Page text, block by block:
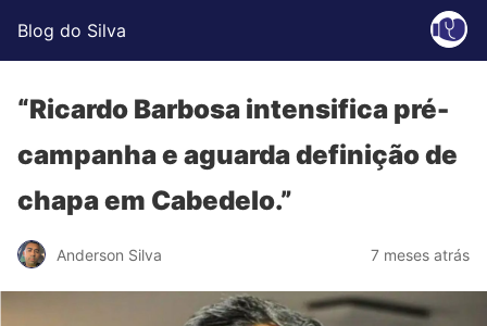
Blog do Silva
“Ricardo Barbosa intensifica pré-
campanha e aguarda definição de
chapa em Cabedelo.”
Anderson Silva 7 meses atrás